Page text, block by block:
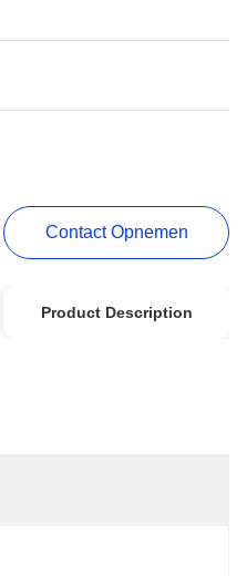
Contact Opnemen
Product Description